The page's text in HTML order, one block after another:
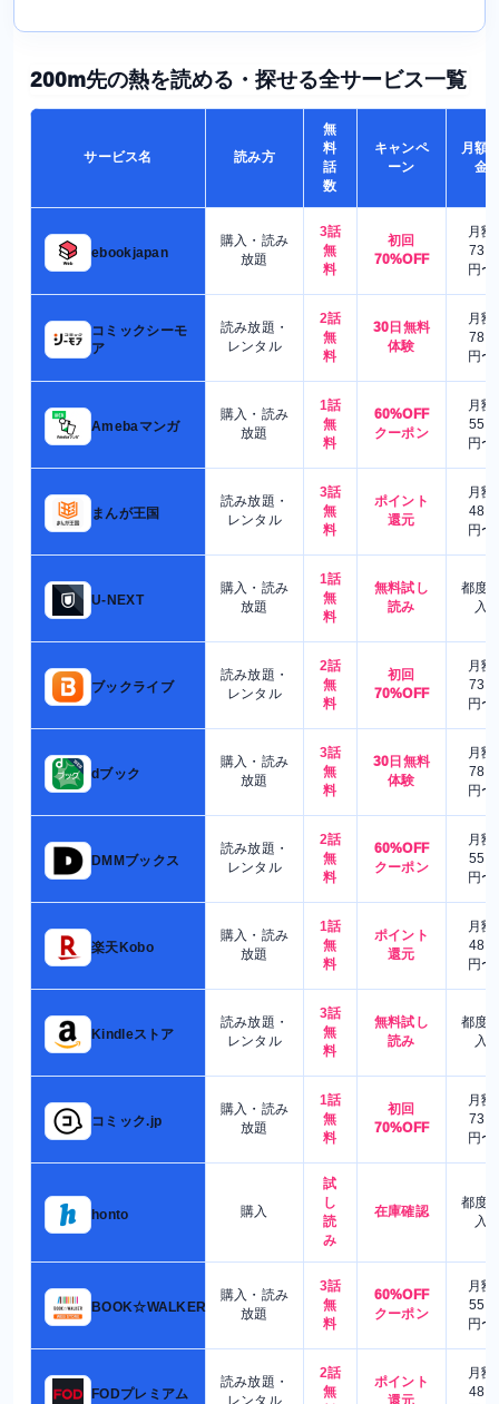
200m先の熱を読める・探せる全サービス一覧
サービス名 読み方
無
料
話
数
キャンペ
ーン
月額
金
ebookjapan
購入・読み
放題
3話
無
料
初回
70%OFF
月額
730
円〜
コミックシーモ
ア
読み放題・
レンタル
2話
無
料
30日無料
体験
月額
780
円〜
Amebaマンガ
購入・読み
放題
1話
無
料
60%OFF
クーポン
月額
550
円〜
まんが王国
読み放題・
レンタル
3話
無
料
ポイント
還元
月額
480
円〜
U-NEXT
購入・読み
放題
1話
無
料
無料試し
読み
都度
入
ブックライブ
読み放題・
レンタル
2話
無
料
初回
70%OFF
月額
730
円〜
dブック
購入・読み
放題
3話
無
料
30日無料
体験
月額
780
円〜
DMMブックス
読み放題・
レンタル
2話
無
料
60%OFF
クーポン
月額
550
円〜
楽天Kobo
購入・読み
放題
1話
無
料
ポイント
還元
月額
480
円〜
Kindleストア
読み放題・
レンタル
3話
無
料
無料試し
読み
都度
入
コミック.jp
購入・読み
放題
1話
無
料
初回
70%OFF
月額
730
円〜
honto 購入
試
し
読
み
在庫確認
都度
入
BOOK☆WALKER
購入・読み
放題
3話
無
料
60%OFF
クーポン
月額
550
円〜
FODプレミアム
読み放題・
レンタル
2話
無
ポイント
還元
月額
480